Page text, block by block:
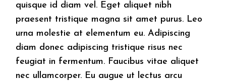
quisque id diam vel. Eget aliquet nibh
praesent tristique magna sit amet purus. Leo
urna molestie at elementum eu. Adipiscing
diam donec adipiscing tristique risus nec
feugiat in fermentum. Faucibus vitae aliquet
nec ullamcorper. Eu augue ut lectus arcu